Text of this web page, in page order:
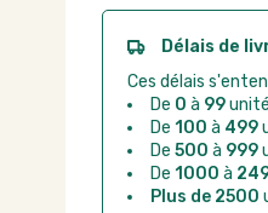
Good Act.
Paiement
Virement
Chorus Pro :
Délais de
Ces délais
De 0 à 99
De 100 à 499
De 500 à 999
De 1000 à
Plus de 2500